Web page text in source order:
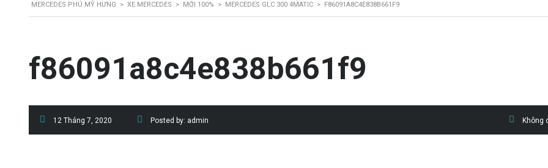
MERCEDES PHÚ MỸ HƯNG > XE MERCEDES > MỚI 100% > MERCEDES GLC 300 4MATIC > F86091A8C4E838B661F9
f86091a8c4e838b661f9
12 Tháng 7, 2020 Posted by: admin Không